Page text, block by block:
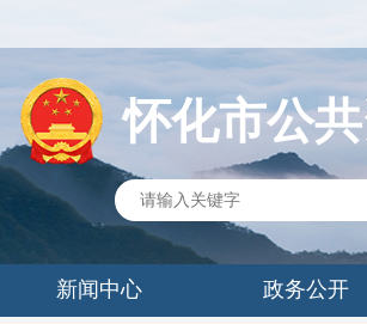
怀化市公
新闻中心 政务公开